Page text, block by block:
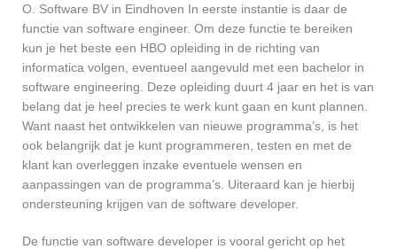
O. Software BV in Eindhoven In eerste instantie is daar de
functie van software engineer. Om deze functie te bereiken
kun je het beste een HBO opleiding in de richting van
informatica volgen, eventueel aangevuld met een bachelor in
software engineering. Deze opleiding duurt 4 jaar en het is van
belang dat je heel precies te werk kunt gaan en kunt plannen.
Want naast het ontwikkelen van nieuwe programma’s, is het
ook belangrijk dat je kunt programmeren, testen en met de
klant kan overleggen inzake eventuele wensen en
aanpassingen van de programma’s. Uiteraard kan je hierbij
ondersteuning krijgen van de software developer.
De functie van software developer is vooral gericht op het